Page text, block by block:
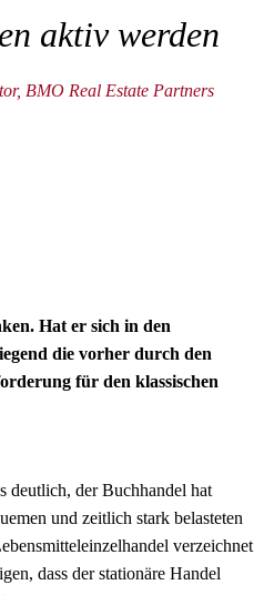
aktiv werden
BMO Real Estate Partners
Hat er sich in den
die vorher durch den
für den klassischen
deutlich, der Buchhandel hat
und zeitlich stark belasteten
verzeichnet
dass der stationäre Handel